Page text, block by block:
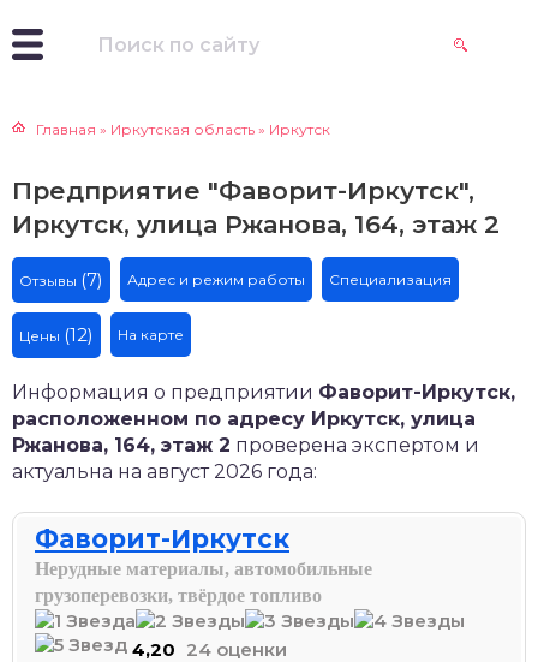
Главная » Иркутская область » Иркутск
Предприятие "Фаворит-Иркутск",
Иркутск, улица Ржанова, 164, этаж 2
Отзывы (7) Адрес и режим работы Специализация
Цены (12) На карте
Информация о предприятии Фаворит-Иркутск,
расположенном по адресу Иркутск, улица
Ржанова, 164, этаж 2 проверена экспертом и
актуальна на август 2026 года:
Фаворит-Иркутск
Нерудные материалы, автомобильные
грузоперевозки, твёрдое топливо
4,20 24 оценки